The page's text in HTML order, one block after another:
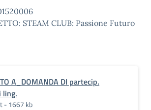
STEAM CLUB: Passione Futuro
A_DOMANDA DI partecip.
ling.
- 1667 kb